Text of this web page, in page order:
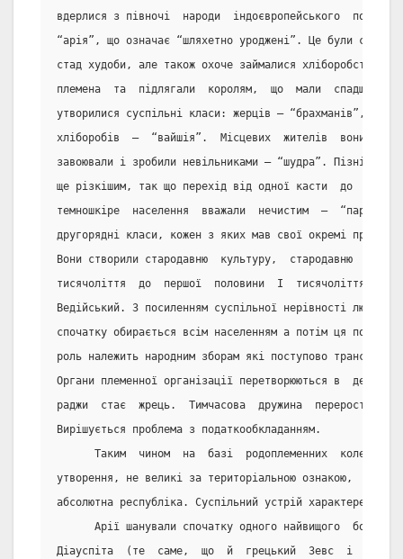
вдерлися з півночі  народи  індоєвропейського
“арія”, що означає “шляхетно уроджені”. Це були
стад худоби, але також охоче займалися
племена  та  підлягали  королям,  що  мали
утворилися суспільні класи: жерців – “брахманів”,
хліборобів  –  “вайшія”.  Місцевих  жителів  вони
завоювали і зробили невільниками – “шудра”. Пізніше
ще різкішим, так що перехід від одної касти  до
темношкіре  населення  вважали  нечистим  –  “парія”.
другорядні класи, кожен з яких мав свої окремі права,
Вони створили стародавню  культуру,  стародавню
тисячоліття  до  першої  половини  І  тисячоліття
Ведійський. З посиленням суспільної нерівності людей
спочатку обирається всім населенням а потім ця посада
роль належить народним зборам які поступово
Органи племенної організації перетворюються в
раджи  стає  жрець.  Тимчасова  дружина  переростає
Вирішується проблема з податкообкладанням.
Таким  чином  на  базі  родоплеменних
утворення, не великі за територіальною ознакою,
абсолютна республіка. Суспільний устрій
Арії шанували спочатку одного найвищого  бога,
Діауспіта  (те  саме,  що  й  грецький  Зевс  і